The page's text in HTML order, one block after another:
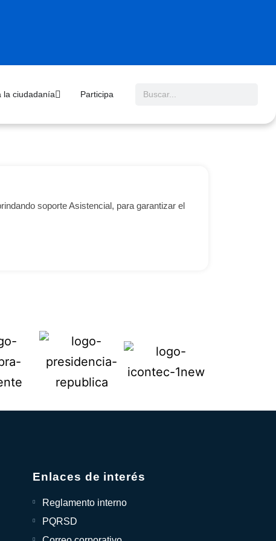
la ciudadanía Participa
soporte Asistencial, para garantizar el
Enlaces de interés
Reglamento interno
PQRSD